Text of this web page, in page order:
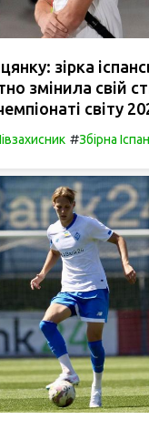
зірка
змінила свій
світу
#Збірна